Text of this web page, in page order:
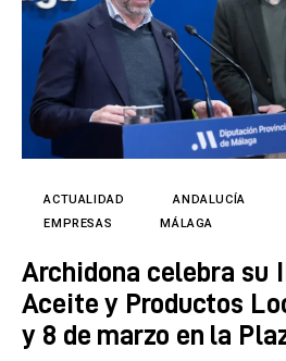
Entrevistas
Expertos
Tecnología
Cultura
Directorio
ACTUALIDAD ANDALUCÍA
EMPRESAS
MÁLAGA
Archidona celebra su
Aceite y Productos
y 8 de marzo en la